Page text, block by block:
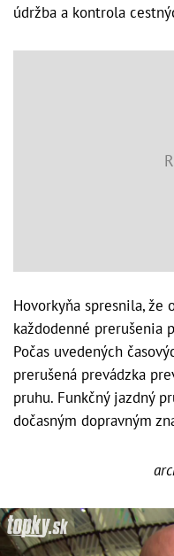
údržba a kontrola
Hovorkyňa spresnila, že
každodenné prerušenia
Počas uvedených
prerušená prevádzka
pruhu. Funkčný jazdný
dočasným dopravným